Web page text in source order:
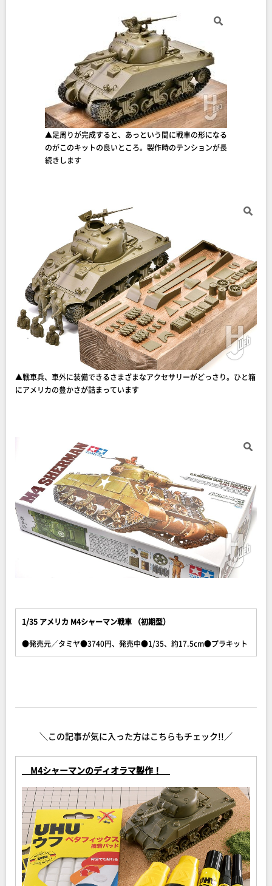
▲足周りが完成すると、あっという間に戦車の形になる
のがこのキットの良いところ。製作時のテンションが長
続きします
▲戦車兵、車外に装備できるさまざまなアクセサリーがどっさり。ひと箱
にアメリカの豊かさが詰まっています
1/35 アメリカ M4シャーマン戦車 （初期型）
●発売元／タミヤ●3740円、発売中●1/35、約17.5cm●プラキット
＼この記事が気に入った方はこちらもチェック!!／
M4シャーマンのディオラマ製作！